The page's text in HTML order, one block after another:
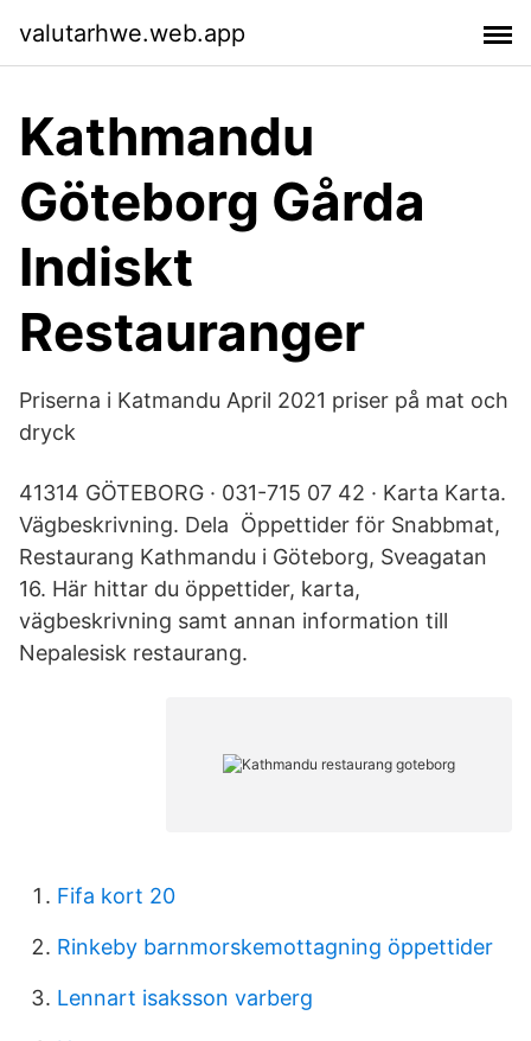
valutarhwe.web.app
Kathmandu
Göteborg Gårda
Indiskt
Restauranger
Priserna i Katmandu April 2021 priser på mat och
dryck
41314 GÖTEBORG · 031-715 07 42 · Karta Karta.
Vägbeskrivning. Dela Öppettider för Snabbmat,
Restaurang Kathmandu i Göteborg, Sveagatan
16. Här hittar du öppettider, karta,
vägbeskrivning samt annan information till
Nepalesisk restaurang.
Fifa kort 20
Rinkeby barnmorskemottagning öppettider
Lennart isaksson varberg